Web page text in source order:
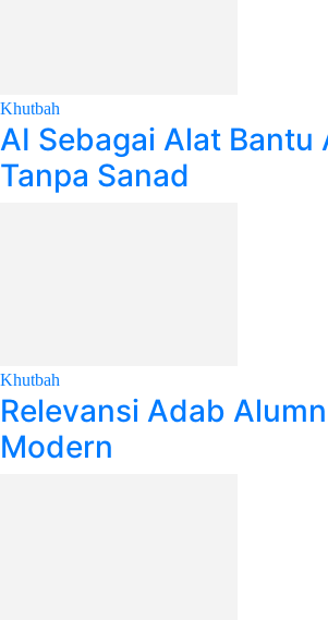
Khutbah
AI Sebagai Alat Bantu
Tanpa Sanad
Khutbah
Relevansi Adab
Modern